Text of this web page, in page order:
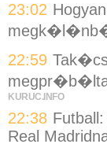
23:02
22:59
KURUC.INFO
22:38
Real